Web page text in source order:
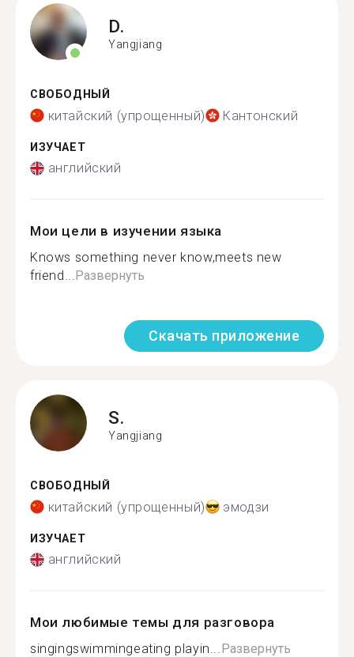
D.
Yangjiang
СВОБОДНЫЙ
китайский (упрощенный) Кантонский
ИЗУЧАЕТ
английский
Мои цели в изучении языка
Knows something never know,meets new
friend...Развернуть
Скачать приложение
S.
Yangjiang
СВОБОДНЫЙ
китайский (упрощенный) эмодзи
ИЗУЧАЕТ
английский
Мои любимые темы для разговора
singingswimmingeating playin...Развернуть